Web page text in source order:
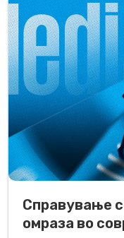
Справување
омраза во